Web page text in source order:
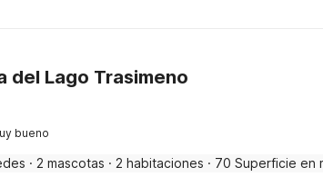
del Lago Trasimeno
bueno
· 2 mascotas · 2 habitaciones · 70 Superficie en